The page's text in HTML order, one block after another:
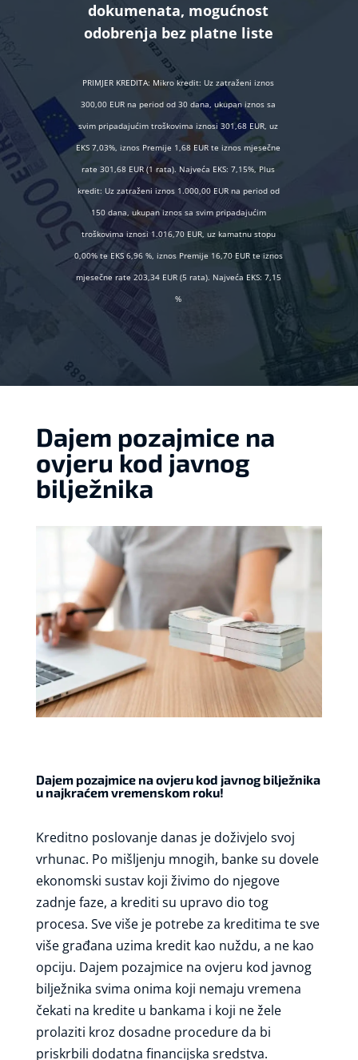
dokumenata, mogućnost
odobrenja bez platne liste
PRIMJER KREDITA: Mikro kredit: Uz zatraženi iznos
300,00 EUR na period od 30 dana, ukupan iznos sa
svim pripadajućim troškovima iznosi 301,68 EUR, uz
EKS 7,03%, iznos Premije 1,68 EUR te iznos mjesečne
rate 301,68 EUR (1 rata). Najveća EKS: 7,15%, Plus
kredit: Uz zatraženi iznos 1.000,00 EUR na period od
150 dana, ukupan iznos sa svim pripadajućim
troškovima iznosi 1.016,70 EUR, uz kamatnu stopu
0,00% te EKS 6,96 %, iznos Premije 16,70 EUR te iznos
mjesečne rate 203,34 EUR (5 rata). Najveća EKS: 7,15
%
Dajem pozajmice na
ovjeru kod javnog
bilježnika
Dajem pozajmice na ovjeru kod javnog bilježnika
u najkraćem vremenskom roku!
Kreditno poslovanje danas je doživjelo svoj
vrhunac. Po mišljenju mnogih, banke su dovele
ekonomski sustav koji živimo do njegove
zadnje faze, a krediti su upravo dio tog
procesa. Sve više je potrebe za kreditima te sve
više građana uzima kredit kao nuždu, a ne kao
opciju. Dajem pozajmice na ovjeru kod javnog
bilježnika svima onima koji nemaju vremena
čekati na kredite u bankama i koji ne žele
prolaziti kroz dosadne procedure da bi
priskrbili dodatna financijska sredstva.